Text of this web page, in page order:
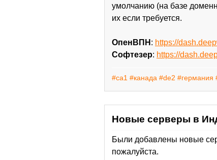
умолчанию (на базе
их если требуется.
ОпенВПН : https://
Софтезер: https://
#ca1 #канада #de2 #германия
Новые серверы в
Были добавлены новые
пожалуйста.